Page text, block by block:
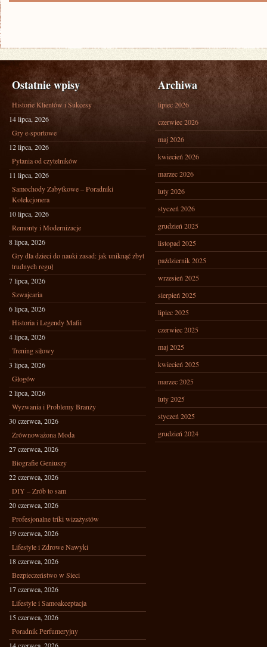
Ostatnie wpisy
Historie Klientów i Sukcesy
14 lipca, 2026
Gry e-sportowe
12 lipca, 2026
Pytania od czytelników
11 lipca, 2026
Samochody Zabytkowe – Poradniki
Kolekcjonera
10 lipca, 2026
Remonty i Modernizacje
8 lipca, 2026
Gry dla dzieci do nauki zasad: jak uniknąć zbyt
trudnych reguł
7 lipca, 2026
Szwajcaria
6 lipca, 2026
Historia i Legendy Mafii
4 lipca, 2026
Trening siłowy
3 lipca, 2026
Głogów
2 lipca, 2026
Wyzwania i Problemy Branży
30 czerwca, 2026
Zrównoważona Moda
27 czerwca, 2026
Biografie Geniuszy
22 czerwca, 2026
DIY – Zrób to sam
20 czerwca, 2026
Profesjonalne triki wizażystów
19 czerwca, 2026
Lifestyle i Zdrowe Nawyki
18 czerwca, 2026
Bezpieczeństwo w Sieci
17 czerwca, 2026
Lifestyle i Samoakceptacja
15 czerwca, 2026
Poradnik Perfumeryjny
Archiwa
lipiec 2026
czerwiec 2026
maj 2026
kwiecień 2026
marzec 2026
luty 2026
styczeń 2026
grudzień 2025
listopad 2025
październik 2025
wrzesień 2025
sierpień 2025
lipiec 2025
czerwiec 2025
maj 2025
kwiecień 2025
marzec 2025
luty 2025
styczeń 2025
grudzień 2024